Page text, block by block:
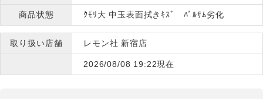
商品状態 ｸﾓﾘ大 中玉表面拭きｷｽﾞ ﾊﾞﾙｻﾑ劣化
取り扱い店舗 レモン社 新宿店
2026/08/08 19:22現在